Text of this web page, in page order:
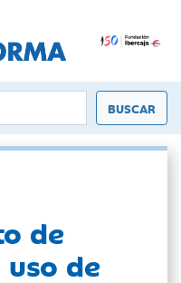
de
de